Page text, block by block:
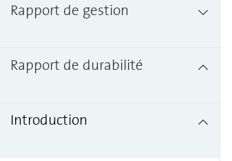
Rapport de gestion
Rapport de durabilité
Introduction